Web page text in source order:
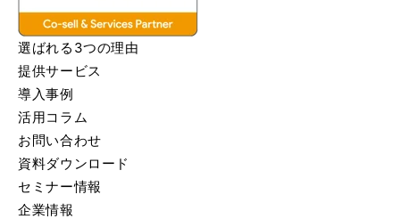
選ばれる3つの理由
提供サービス
導入事例
活用コラム
お問い合わせ
資料ダウンロード
セミナー情報
企業情報